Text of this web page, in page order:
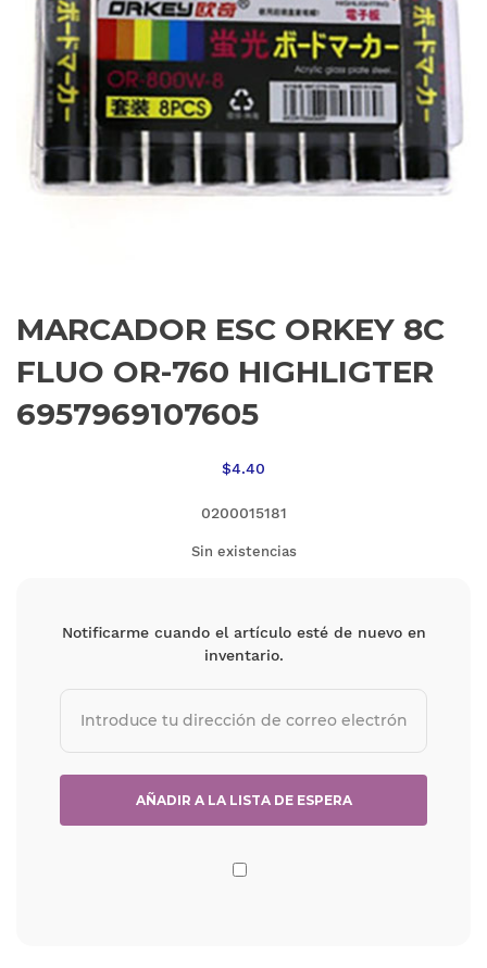
MARCADOR ESC ORKEY 8C
FLUO OR-760 HIGHLIGTER
6957969107605
$4.40
0200015181
Sin existencias
Notificarme cuando el artículo esté de nuevo en
inventario.